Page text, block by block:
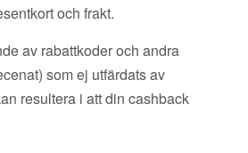
och frakt.
av rabattkoder och andra
som ej utfärdats av
resultera i att din cashback